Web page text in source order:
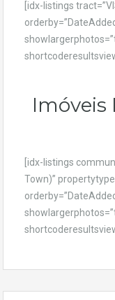
[idx-listings
Imóveis
[idx-listings
Town)”